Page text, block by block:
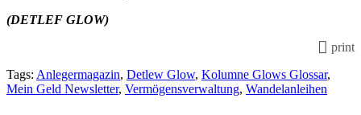
(DETLEF GLOW)
print
Tags: Anlegermagazin, Detlew Glow, Kolumne Glows Glossar,
Mein Geld Newsletter, Vermögensverwaltung, Wandelanleihen